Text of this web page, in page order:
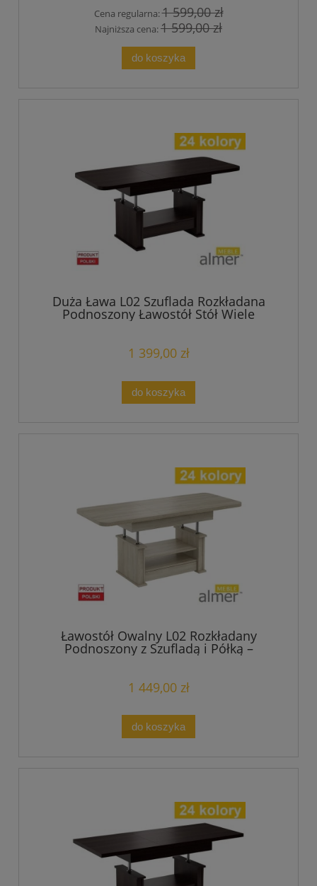
Cena regularna:1 599,00 zł
Najniższa cena:1 599,00 zł
do koszyka
Duża Ława L02 Szuflada Rozkładana
Podnoszony Ławostół Stół Wiele
1 399,00 zł
do koszyka
Ławostół Owalny L02 Rozkładany
Podnoszony z Szufladą i Półką –
Zmontowany!
1 449,00 zł
do koszyka